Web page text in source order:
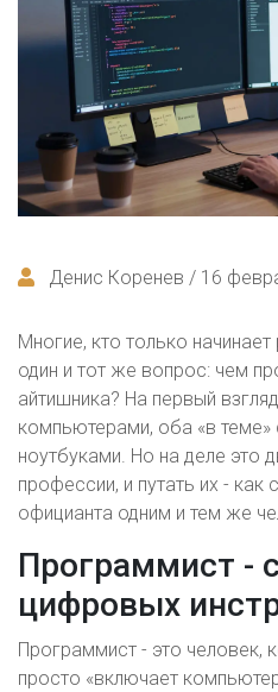
Денис Коренев / 16
Многие, кто только
один и тот же вопрос: чем
айтишника? На первый
компьютерами, оба «в теме»
ноутбуками. Но на деле это
профессии, и путать их - как
официанта одним и тем же
Программист -
цифровых
Программист - это человек,
просто «включает